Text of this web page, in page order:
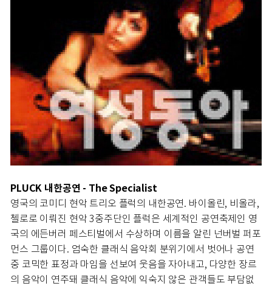
PLUCK 내한공연 - The Specialist
영국의 코미디 현악 트리오 플럭의 내한공연. 바이올린, 비올라,
첼로로 이뤄진 현악 3중주단인 플럭은 세계적인 공연축제인 영
국의 에든버러 페스티벌에서 수상하며 이름을 알린 넌버벌 퍼포
먼스 그룹이다. 엄숙한 클래식 음악회 분위기에서 벗어나 공연
중 코믹한 표정과 마임을 선보여 웃음을 자아내고, 다양한 장르
의 음악이 연주돼 클래식 음악에 익숙지 않은 관객들도 부담없